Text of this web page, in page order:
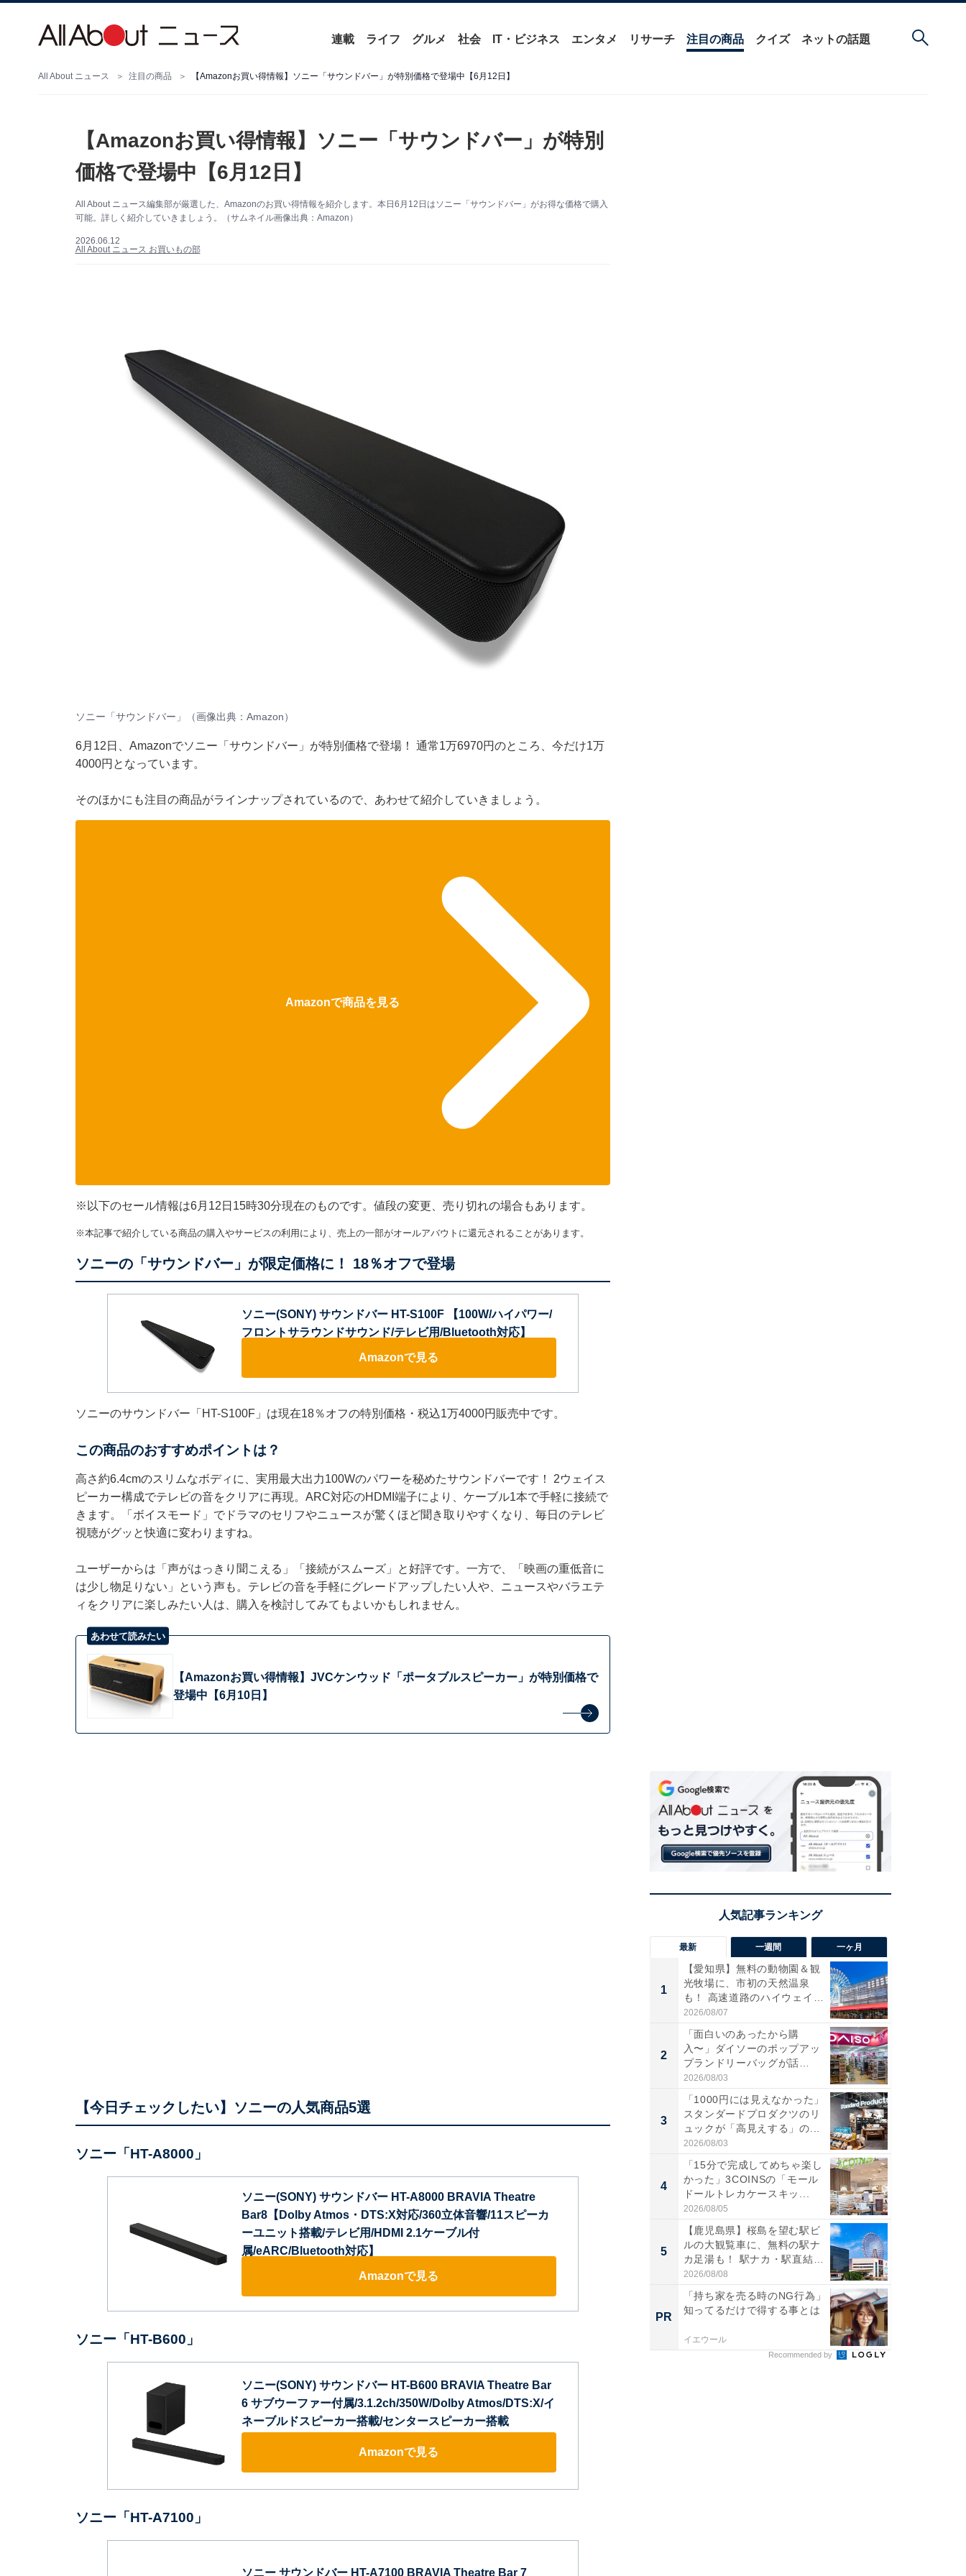
連載 ライフ グルメ 社会 IT・ビジネス エンタメ リサーチ 注目の商品 クイズ ネットの話題
All About ニュース 注目の商品 【Amazonお買い得情報】ソニー「サウンドバー」が特別価格で登場中【6月12日】
【Amazonお買い得情報】ソニー「サウンドバー」が特別
価格で登場中【6月12日】
All About ニュース編集部が厳選した、Amazonのお買い得情報を紹介します。本日6月12日はソニー「サウンドバー」がお得な価格で購入
可能。詳しく紹介していきましょう。（サムネイル画像出典：Amazon）
2026.06.12
All About ニュース お買いもの部
ソニー「サウンドバー」（画像出典：Amazon）
6月12日、Amazonでソニー「サウンドバー」が特別価格で登場！ 通常1万6970円のところ、今だけ1万
4000円となっています。
そのほかにも注目の商品がラインナップされているので、あわせて紹介していきましょう。
Amazonで商品を見る
※以下のセール情報は6月12日15時30分現在のものです。値段の変更、売り切れの場合もあります。
※本記事で紹介している商品の購入やサービスの利用により、売上の一部がオールアバウトに還元されることがあります。
ソニーの「サウンドバー」が限定価格に！ 18％オフで登場
ソニー(SONY) サウンドバー HT-S100F 【100W/ハイパワー/
フロントサラウンドサウンド/テレビ用/Bluetooth対応】
Amazonで見る
ソニーのサウンドバー「HT-S100F」は現在18％オフの特別価格・税込1万4000円販売中です。
この商品のおすすめポイントは？
高さ約6.4cmのスリムなボディに、実用最大出力100Wのパワーを秘めたサウンドバーです！ 2ウェイス
ピーカー構成でテレビの音をクリアに再現。ARC対応のHDMI端子により、ケーブル1本で手軽に接続で
きます。「ボイスモード」でドラマのセリフやニュースが驚くほど聞き取りやすくなり、毎日のテレビ
視聴がグッと快適に変わりますね。
ユーザーからは「声がはっきり聞こえる」「接続がスムーズ」と好評です。一方で、「映画の重低音に
は少し物足りない」という声も。テレビの音を手軽にグレードアップしたい人や、ニュースやバラエテ
ィをクリアに楽しみたい人は、購入を検討してみてもよいかもしれません。
あわせて読みたい
【Amazonお買い得情報】JVCケンウッド「ポータブルスピーカー」が特別価格で
登場中【6月10日】
【今日チェックしたい】ソニーの人気商品5選
ソニー「HT-A8000」
ソニー(SONY) サウンドバー HT-A8000 BRAVIA Theatre
Bar8【Dolby Atmos・DTS:X対応/360立体音響/11スピーカ
ーユニット搭載/テレビ用/HDMI 2.1ケーブル付
属/eARC/Bluetooth対応】
Amazonで見る
ソニー「HT-B600」
ソニー(SONY) サウンドバー HT-B600 BRAVIA Theatre Bar
6 サブウーファー付属/3.1.2ch/350W/Dolby Atmos/DTS:X/イ
ネーブルドスピーカー搭載/センタースピーカー搭載
Amazonで見る
ソニー「HT-A7100」
ソニー サウンドバー HT-A7100 BRAVIA Theatre Bar 7
最新 一週間 一ヶ月
1
【愛知県】無料の動物園＆観
光牧場に、市初の天然温泉
も！ 高速道路のハイウェイオ
ア...
2026/08/07
2
「面白いのあったから購
入〜」ダイソーのポップアッ
プランドリーバッグが話
題。“さま...
2026/08/03
3
「1000円には見えなかった」
スタンダードプロダクツのリ
ュックが「高見えする」の...
2026/08/03
4
「15分で完成してめちゃ楽し
かった」3COINSの「モール
ドールトレカケースキッ...
2026/08/05
5
【鹿児島県】桜島を望む駅ビ
ルの大観覧車に、無料の駅ナ
カ足湯も！ 駅ナカ・駅直結
ス...
2026/08/08
PR
「持ち家を売る時のNG行為」
知ってるだけで得する事とは
イエウール
Recommended by